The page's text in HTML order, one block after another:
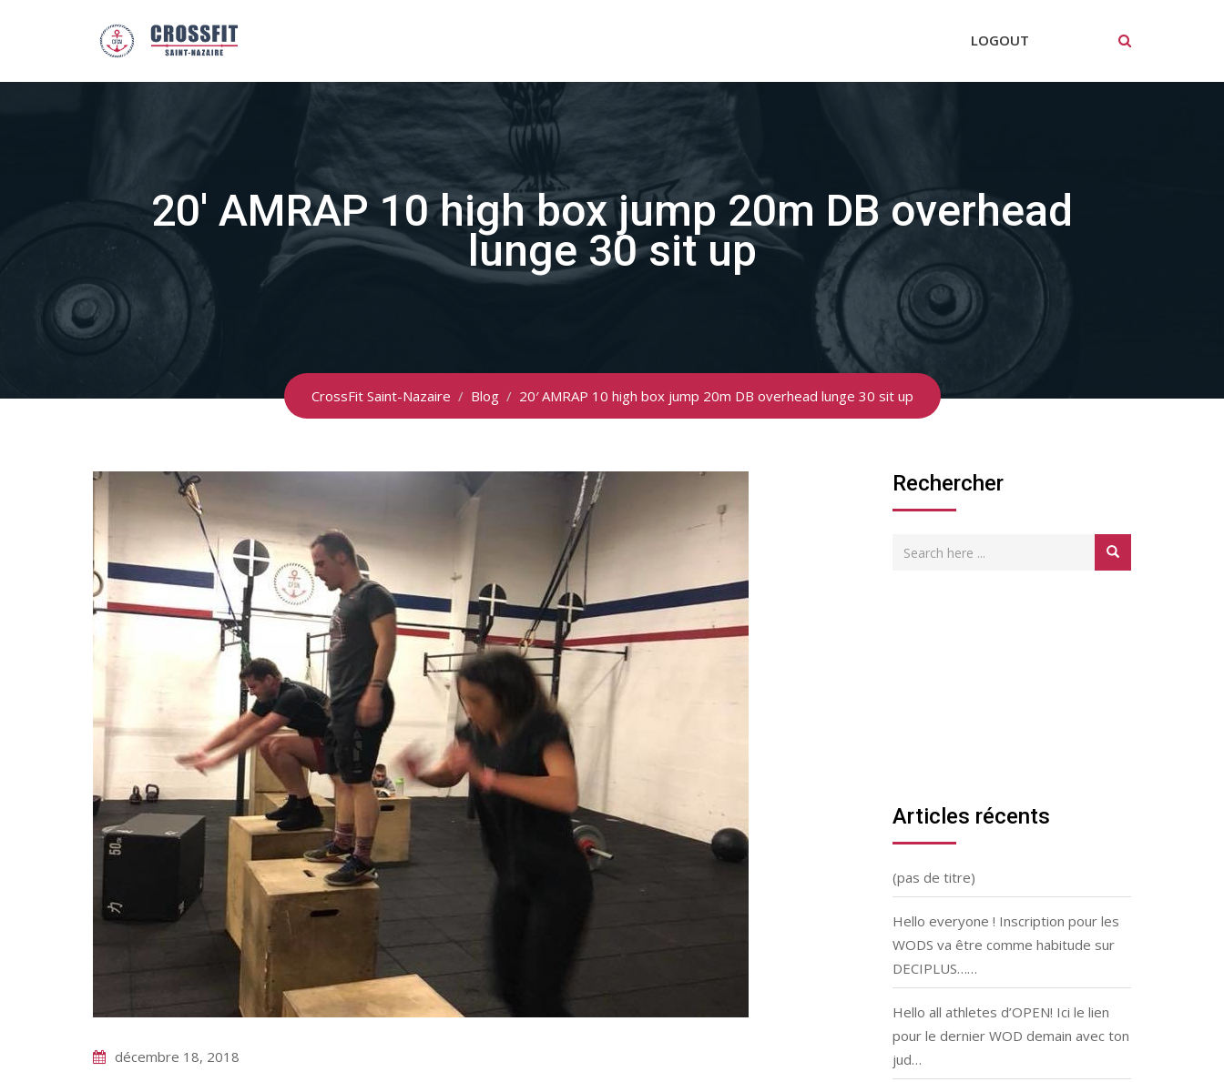
LOGOUT
20′ AMRAP 10 high box jump 20m DB overhead
lunge 30 sit up
CrossFit Saint-Nazaire / Blog / 20′ AMRAP 10 high box jump 20m DB overhead lunge 30 sit up
décembre 18, 2018
Rechercher
Articles récents
(pas de titre)
Hello everyone ! Inscription pour les
WODS va être comme habitude sur
DECIPLUS……
Hello all athletes d’OPEN! Ici le lien
pour le dernier WOD demain avec ton
jud…